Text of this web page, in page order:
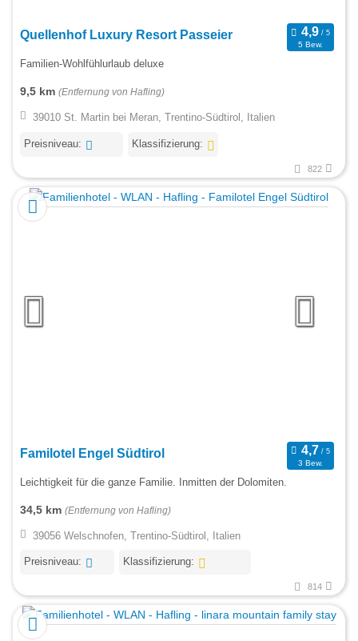
Quellenhof Luxury Resort Passeier
5 Bew.
Familien-Wohlfühlurlaub deluxe
9,5 km (Entfernung von Hafling)
39010 St. Martin bei Meran, Trentino-Südtirol, Italien
Preisniveau: Klassifizierung:
822
Familotel Engel Südtirol
3 Bew.
Leichtigkeit für die ganze Familie. Inmitten der Dolomiten.
34,5 km (Entfernung von Hafling)
39056 Welschnofen, Trentino-Südtirol, Italien
Preisniveau: Klassifizierung:
814